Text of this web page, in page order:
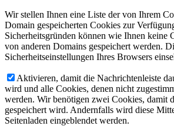
Wir stellen Ihnen eine Liste der von Ihrem
Domain gespeicherten Cookies zur
Sicherheitsgründen können wie Ihnen keine
von anderen Domains gespeichert werden.
Sicherheitseinstellungen Ihres Browsers
Aktivieren, damit die Nachrichtenleiste
wird und alle Cookies, denen nicht
werden. Wir benötigen zwei Cookies, damit
gespeichert wird. Andernfalls wird diese
Seitenladen eingeblendet werden.